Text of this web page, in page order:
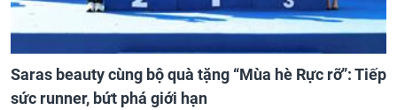
Saras beauty cùng bộ quà tặng “Mùa hè Rực rỡ”: Tiếp
sức runner, bứt phá giới hạn